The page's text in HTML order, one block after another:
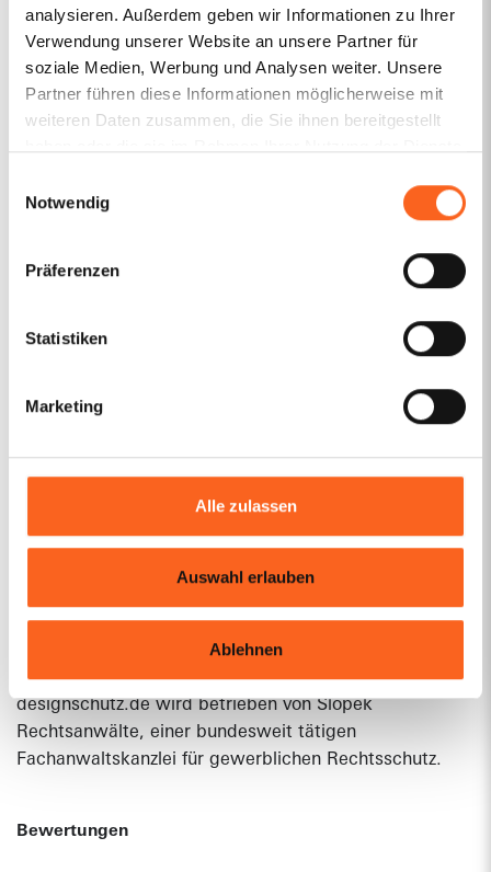
analysieren. Außerdem geben wir Informationen zu Ihrer
Verwendung unserer Website an unsere Partner für
soziale Medien, Werbung und Analysen weiter. Unsere
Partner führen diese Informationen möglicherweise mit
weiteren Daten zusammen, die Sie ihnen bereitgestellt
Notwendig
Präferenzen
Statistiken
Marketing
Alle zulassen
Auswahl erlauben
Ablehnen
Anmerkung zu EuGH, Urt. v. 27.11.2008 (Intel/CPM)
(IIC 2009, S. 348-352)
Die Grenzen des Bekanntheitsschutzes – Das
Vorabentscheidungsverfahren Intel Corporation Inc
189-195)
«
Previous
Page
…
designschutz.de wird betrieben von Slopek
Rechtsanwälte, einer bundesweit tätigen
Fachanwaltskanzlei für gewerblichen Rechtsschutz.
Bewertungen